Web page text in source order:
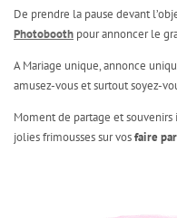
De prendre la pause devant
Photobooth pour annoncer le
A Mariage unique, annonce
amusez-vous et surtout soyez-
Moment de partage et
jolies frimousses sur vosfaire